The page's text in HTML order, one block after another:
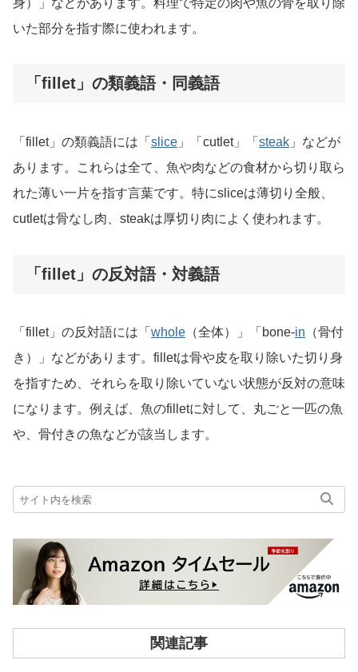
いた部分を指す際に使われます。
「fillet」の類義語・同義語
「fillet」の類義語には「 slice 」「cutlet」「 steak 」などが
あります。これらは全て、魚や肉などの食材から切り取ら
れた薄い一片を指す言葉です。特にsliceは薄切り全般、
cutletは骨なし肉、steakは厚切り肉によく使われます。
「fillet」の反対語・対義語
「fillet」の反対語には「 whole （全体）」「bone-in （骨付
き）」などがあります。filletは骨や皮を取り除いた切り身
を指すため、それらを取り除いていない状態が反対の意味
になります。例えば、魚のfilletに対して、丸ごと一匹の魚
や、骨付きの魚などが該当します。
関連記事